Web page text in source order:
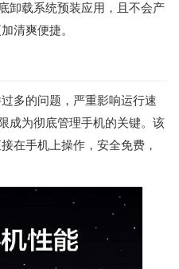
卸载系统预装应用，且不会产
清爽便捷。
多的问题，严重影响运行速
成为彻底管理手机的关键。该
在手机上操作，安全免费，